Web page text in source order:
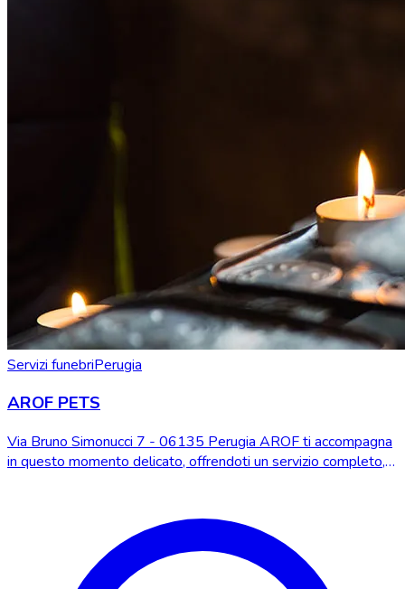
Servizi funebriPerugia
AROF PETS
Via Bruno Simonucci 7 - 06135 Perugia AROF ti accompagna
in questo momento delicato, offrendoti un servizio completo,